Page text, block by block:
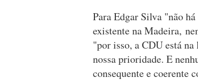
Para Edgar Silva "não
existente na Madeira,
"por isso, a CDU está
nossa prioridade. E
consequente e coerente